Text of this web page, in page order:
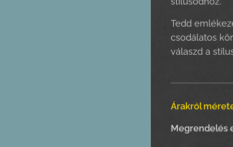
Tedd
csodálatos
válaszd a
Árakról
Megrendelés